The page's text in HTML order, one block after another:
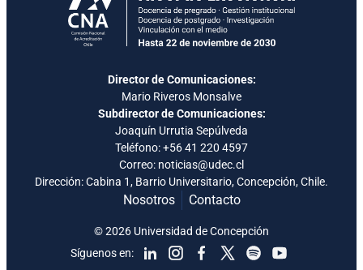
Director de Comunicaciones:
Mario Riveros Monsalve
Subdirector de Comunicaciones:
Joaquín Urrutia Sepúlveda
Teléfono:+56 41 220 4597
Correo: noticias@udec.cl
Dirección: Cabina 1, Barrio Universitario, Concepción, Chile.
Nosotros Contacto
Síguenos en:
© 2026 Universidad de Concepción